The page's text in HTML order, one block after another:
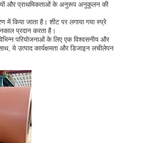
और प्राथमिकताओं के अनुरूप अनुकूलन की
में किया जाता है। शीट पर लगाया गया स्प्रे
प्रदान करता है।
परियोजनाओं के लिए एक विश्वसनीय और
ये उत्पाद कार्यक्षमता और डिजाइन लचीलेपन